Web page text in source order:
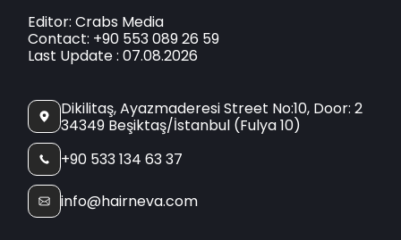
Editor: Crabs Media
Contact: +90 553 089 26 59
Last Update : 07.08.2026
Dikilitaş, Ayazmaderesi Street No:10, Door: 2
34349 Beşiktaş/İstanbul (Fulya 10)
+90 533 134 63 37
info@hairneva.com